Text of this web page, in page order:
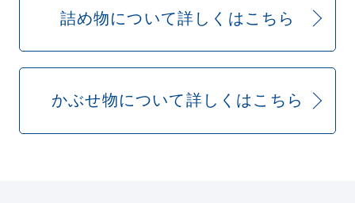
詰め物について詳しくはこちら
かぶせ物について詳しくはこちら